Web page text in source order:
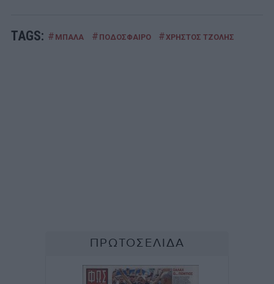
TAGS: # ΜΠΑΛΑ # ΠΟΔΟΣΦΑΙΡΟ #ΧΡΗΣΤΟΣ ΤΖΟΛΗΣ